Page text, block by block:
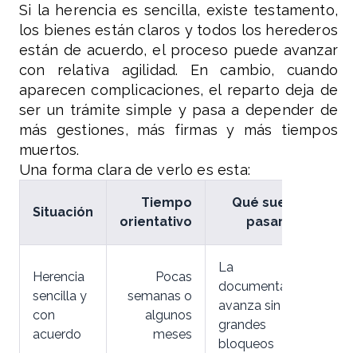
Si la herencia es sencilla, existe testamento,
los bienes están claros y todos los herederos
están de acuerdo, el proceso puede avanzar
con relativa agilidad. En cambio, cuando
aparecen complicaciones, el reparto deja de
ser un trámite simple y pasa a depender de
más gestiones, más firmas y más tiempos
muertos.
Una forma clara de verlo es esta:
Situación
Tiempo
orientativo
Qué suele
pasar
Herencia
sencilla y
con
acuerdo
Pocas
semanas o
algunos
meses
La
documentación
avanza sin
grandes
bloqueos